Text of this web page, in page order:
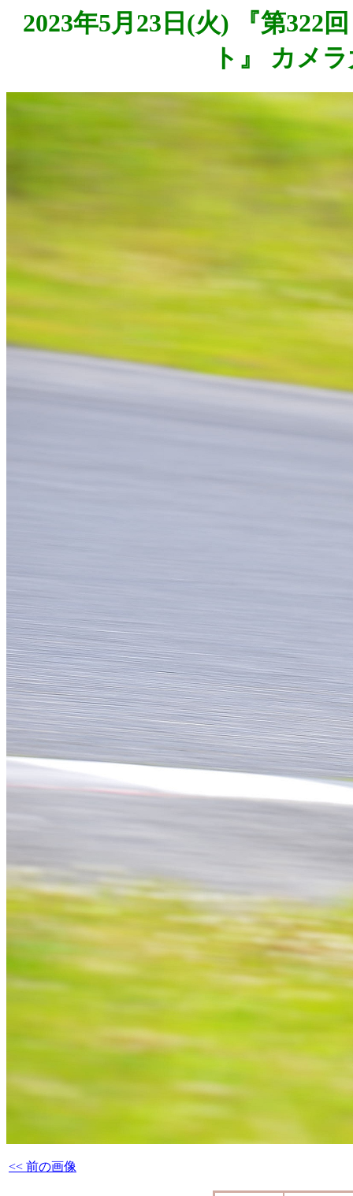
2023年5月23日(火) 『第322
ト』 カメ
<< 前の画像